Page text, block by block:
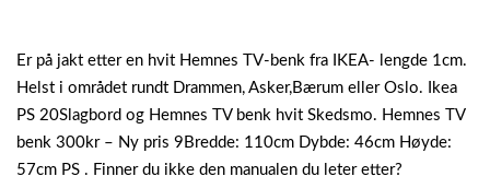
Er på jakt etter en hvit Hemnes TV-benk fra IKEA- lengde 1cm.
Helst i området rundt Drammen, Asker,Bærum eller Oslo. Ikea
PS 20Slagbord og Hemnes TV benk hvit Skedsmo. Hemnes TV
benk 300kr – Ny pris 9Bredde: 110cm Dybde: 46cm Høyde:
57cm PS . Finner du ikke den manualen du leter etter?